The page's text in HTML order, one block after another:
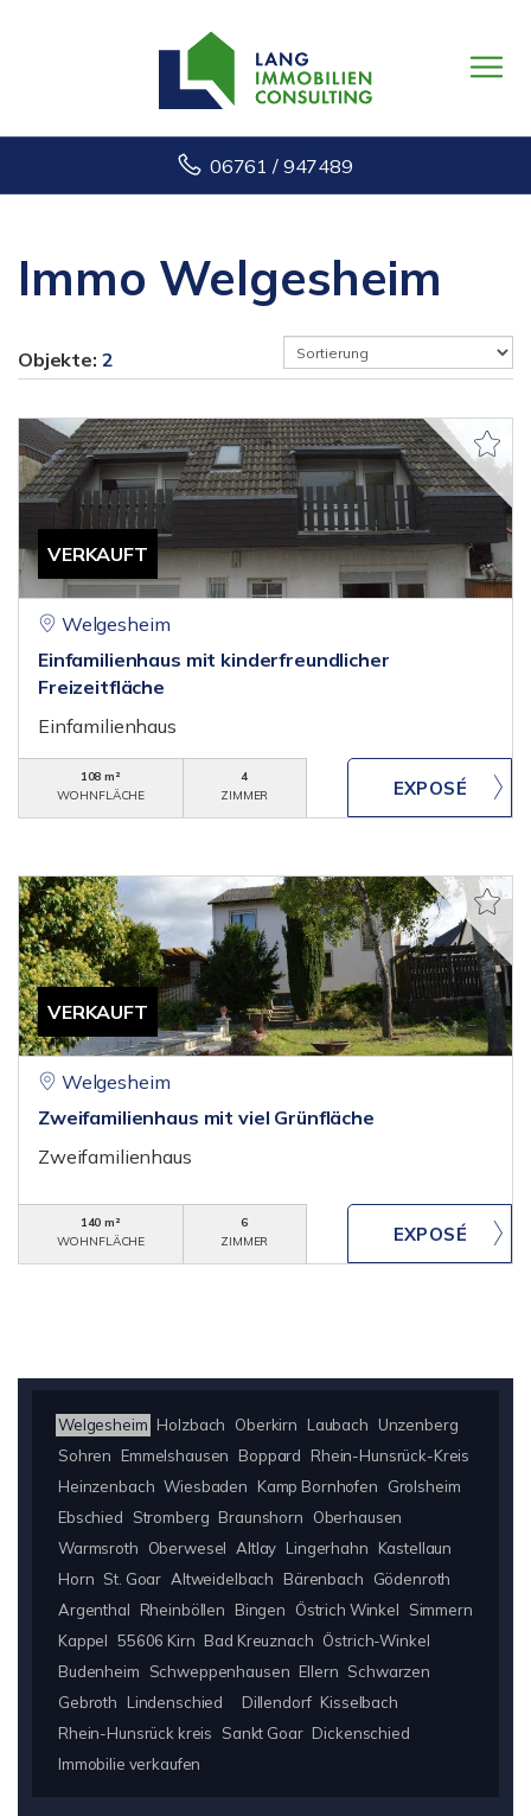
06761 / 947489
Immo Welgesheim
Objekte: 2
VERKAUFT
Welgesheim
Einfamilienhaus mit kinderfreundlicher
Freizeitfläche
Einfamilienhaus
108 m²
WOHNFLÄCHE
4
ZIMMER
VERKAUFT
Welgesheim
Zweifamilienhaus mit viel Grünfläche
Zweifamilienhaus
140 m²
WOHNFLÄCHE
6
ZIMMER
Welgesheim Holzbach Oberkirn Laubach
Unzenberg
Sohren
Emmelshausen Boppard
Rhein-Hunsrück-Kreis
Heinzenbach Wiesbaden Kamp Bornhofen
Grolsheim
Ebschied
Stromberg Braunshorn
Oberhausen
Warmsroth
Oberwesel Altlay Lingerhahn
Kastellaun
Horn St. Goar Altweidelbach Bärenbach
Gödenroth
Argenthal
Rheinböllen Bingen Östrich Winkel
Simmern
Kappel 55606 Kirn Bad Kreuznach Östrich-Winkel
Budenheim
Schweppenhausen Ellern Schwarzen
Gebroth
Lindenschied Dillendorf Kisselbach
Rhein-Hunsrück kreis
Sankt Goar Dickenschied
Immobilie verkaufen